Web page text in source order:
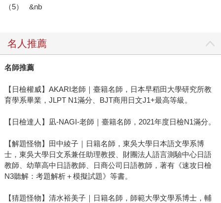
（5） &nb
名人推薦
名師推薦
【日檢權威】AKARI老師｜臺籍名師，日本早稻田大學研究所教
育學系畢業，JLPT N1滿分、BJT商用日文J1+最高等級。
【日檢達人】凪-NAGI-老師｜臺籍名師，2021年度日檢N1滿分。
【解題怪物】田中綾子｜日籍名師，東吳大學日本語文學系博
士，東吳大學日文系兼任助理教授、財團法人語言測驗中心日語
教師、幼華高中日語教師、日商公司日語教師，著有《速攻日檢
N3聽解：考題解析＋模擬試題》等書。
【猜題怪物】清水裕美子｜日籍名師，師範大學文學系博士，輔